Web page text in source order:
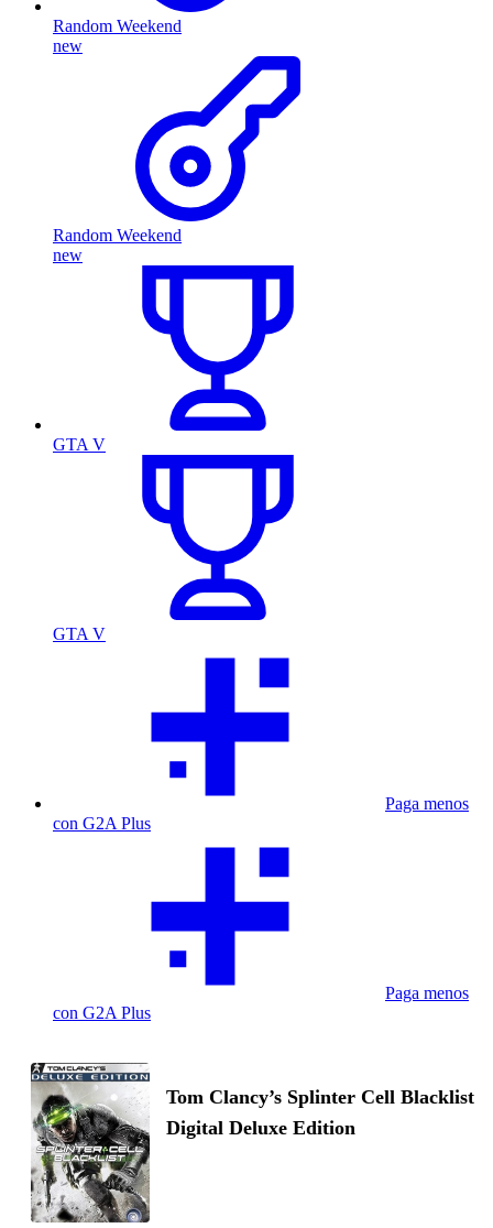
Random Weekend
new
Random Weekend
new
GTA V
GTA V
Paga menos
con G2A Plus
Paga menos
con G2A Plus
Tom Clancy’s Splinter Cell Blacklist
Digital Deluxe Edition